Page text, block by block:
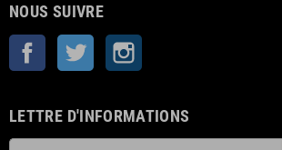
NOUS SUIVRE
Facebook Twitter
LETTRE D'INFORMATIONS